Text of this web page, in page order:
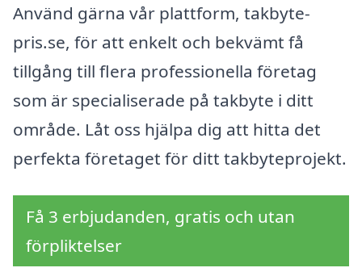
Använd gärna vår plattform, takbyte-
pris.se, för att enkelt och bekvämt få
tillgång till flera professionella företag
som är specialiserade på takbyte i ditt
område. Låt oss hjälpa dig att hitta det
perfekta företaget för ditt takbyteprojekt.
Få 3 erbjudanden, gratis och utan
förpliktelser